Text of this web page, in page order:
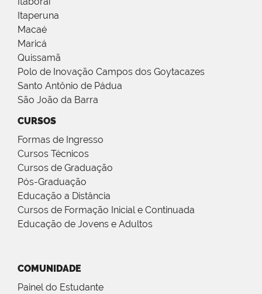
Itaperuna
Macaé
Maricá
Quissamã
Polo de Inovação Campos dos Goytacazes
Santo Antônio de Pádua
São João da Barra
CURSOS
Formas de Ingresso
Cursos Técnicos
Cursos de Graduação
Pós-Graduação
Educação a Distância
Cursos de Formação Inicial e Continuada
Educação de Jovens e Adultos
COMUNIDADE
Painel do Estudante